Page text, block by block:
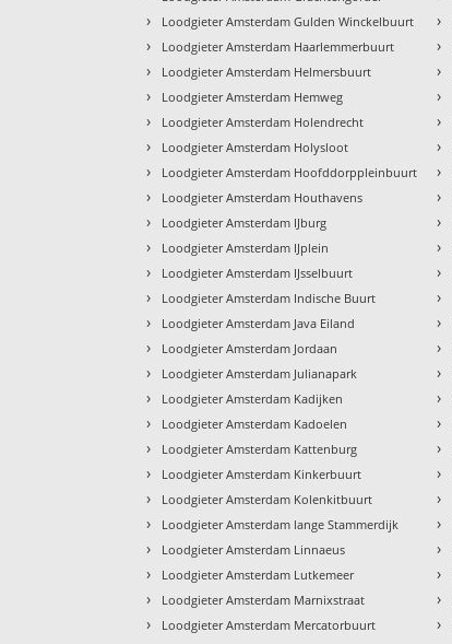
› Loodgieter Amsterdam Gulden Winckelbuurt
› Loodgieter Amsterdam Haarlemmerbuurt
› Loodgieter Amsterdam Helmersbuurt
› Loodgieter Amsterdam Hemweg
› Loodgieter Amsterdam Holendrecht
› Loodgieter Amsterdam Holysloot
› Loodgieter Amsterdam Hoofddorppleinbuurt
› Loodgieter Amsterdam Houthavens
› Loodgieter Amsterdam IJburg
› Loodgieter Amsterdam IJplein
› Loodgieter Amsterdam IJsselbuurt
› Loodgieter Amsterdam Indische Buurt
› Loodgieter Amsterdam Java Eiland
› Loodgieter Amsterdam Jordaan
› Loodgieter Amsterdam Julianapark
› Loodgieter Amsterdam Kadijken
› Loodgieter Amsterdam Kadoelen
› Loodgieter Amsterdam Kattenburg
› Loodgieter Amsterdam Kinkerbuurt
› Loodgieter Amsterdam Kolenkitbuurt
› Loodgieter Amsterdam lange Stammerdijk
› Loodgieter Amsterdam Linnaeus
› Loodgieter Amsterdam Lutkemeer
› Loodgieter Amsterdam Marnixstraat
› Loodgieter Amsterdam Mercatorbuurt
›
›
›
›
›
›
›
›
›
›
›
›
›
›
›
›
›
›
›
›
›
›
›
›
›